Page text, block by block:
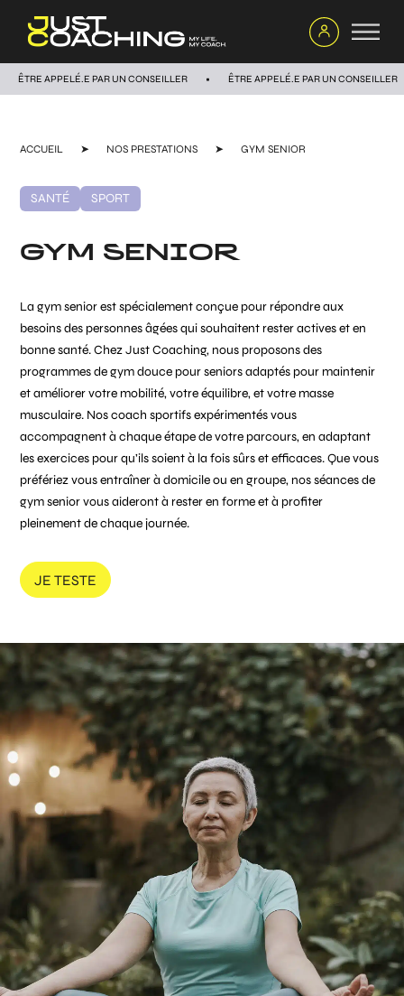
ÊTRE APPELÉ.E PAR UN CONSEILLER ÊTRE APPELÉ.E PAR UN CONSEILLER
ACCUEIL ➤ NOS PRESTATIONS ➤ GYM SENIOR
SANTÉ SPORT
GYM SENIOR
La gym senior est spécialement conçue pour répondre aux
besoins des personnes âgées qui souhaitent rester actives et en
bonne santé. Chez Just Coaching, nous proposons des
programmes de gym douce pour seniors adaptés pour maintenir
et améliorer votre mobilité, votre équilibre, et votre masse
musculaire. Nos coach sportifs expérimentés vous
accompagnent à chaque étape de votre parcours, en adaptant
les exercices pour qu’ils soient à la fois sûrs et efficaces. Que vous
préfériez vous entraîner à domicile ou en groupe, nos séances de
gym senior vous aideront à rester en forme et à profiter
pleinement de chaque journée.
JE TESTE